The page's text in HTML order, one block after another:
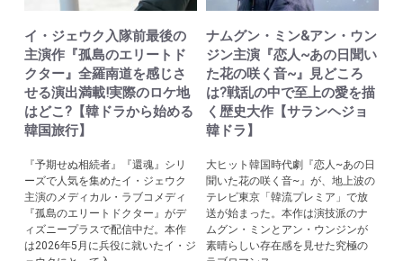
イ・ジェウク入隊前最後の
主演作『孤島のエリートド
クター』全羅南道を感じさ
せる演出満載!実際のロケ地
はどこ?【韓ドラから始める
韓国旅行】
『予期せぬ相続者』『還魂』シリ
ーズで人気を集めたイ・ジェウク
主演のメディカル・ラブコメディ
『孤島のエリートドクター』がデ
ィズニープラスで配信中だ。本作
は2026年5月に兵役に就いたイ・ジ
ナムグン・ミン&アン・ウン
ジン主演『恋人~あの日聞い
た花の咲く音~』見どころ
は?戦乱の中で至上の愛を描
く歴史大作【サランヘジョ
韓ドラ】
大ヒット韓国時代劇『恋人~あの日
聞いた花の咲く音~』が、地上波の
テレビ東京「韓流プレミア」で放
送が始まった。本作は演技派のナ
ムグン・ミンとアン・ウンジンが
素晴らしい存在感を見せた究極の